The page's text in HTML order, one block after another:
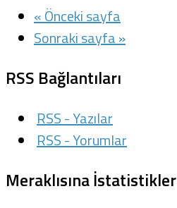
« Önceki sayfa
Sonraki sayfa »
RSS Bağlantıları
RSS - Yazılar
RSS - Yorumlar
Meraklısına İstatistikler